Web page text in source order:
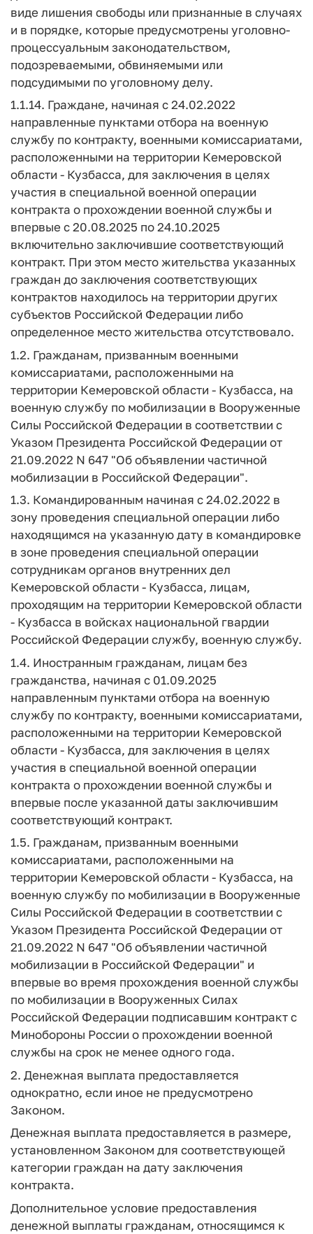
виде лишения свободы или признанные в случаях
и в порядке, которые предусмотрены уголовно-
процессуальным законодательством,
подозреваемыми, обвиняемыми или
подсудимыми по уголовному делу.
1.1.14. Граждане, начиная с 24.02.2022
направленные пунктами отбора на военную
службу по контракту, военными комиссариатами,
расположенными на территории Кемеровской
области - Кузбасса, для заключения в целях
участия в специальной военной операции
контракта о прохождении военной службы и
впервые с 20.08.2025 по 24.10.2025
включительно заключившие соответствующий
контракт. При этом место жительства указанных
граждан до заключения соответствующих
контрактов находилось на территории других
субъектов Российской Федерации либо
определенное место жительства отсутствовало.
1.2. Гражданам, призванным военными
комиссариатами, расположенными на
территории Кемеровской области - Кузбасса, на
военную службу по мобилизации в Вооруженные
Силы Российской Федерации в соответствии с
Указом Президента Российской Федерации от
21.09.2022 N 647 "Об объявлении частичной
мобилизации в Российской Федерации".
1.3. Командированным начиная с 24.02.2022 в
зону проведения специальной операции либо
находящимся на указанную дату в командировке
в зоне проведения специальной операции
сотрудникам органов внутренних дел
Кемеровской области - Кузбасса, лицам,
проходящим на территории Кемеровской области
- Кузбасса в войсках национальной гвардии
Российской Федерации службу, военную службу.
1.4. Иностранным гражданам, лицам без
гражданства, начиная с 01.09.2025
направленным пунктами отбора на военную
службу по контракту, военными комиссариатами,
расположенными на территории Кемеровской
области - Кузбасса, для заключения в целях
участия в специальной военной операции
контракта о прохождении военной службы и
впервые после указанной даты заключившим
соответствующий контракт.
1.5. Гражданам, призванным военными
комиссариатами, расположенными на
территории Кемеровской области - Кузбасса, на
военную службу по мобилизации в Вооруженные
Силы Российской Федерации в соответствии с
Указом Президента Российской Федерации от
21.09.2022 N 647 "Об объявлении частичной
мобилизации в Российской Федерации" и
впервые во время прохождения военной службы
по мобилизации в Вооруженных Силах
Российской Федерации подписавшим контракт с
Минобороны России о прохождении военной
службы на срок не менее одного года.
2. Денежная выплата предоставляется
однократно, если иное не предусмотрено
Законом.
Денежная выплата предоставляется в размере,
установленном Законом для соответствующей
категории граждан на дату заключения
контракта.
Дополнительное условие предоставления
денежной выплаты гражданам, относящимся к